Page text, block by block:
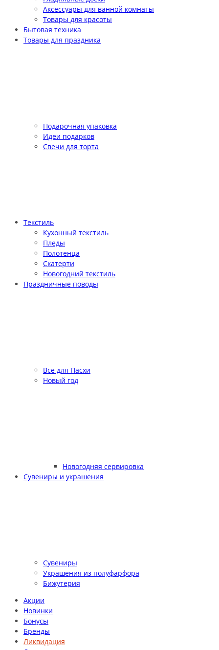
Аксессуары для ванной комнаты
Товары для красоты
Бытовая техника
Товары для праздника
Подарочная упаковка
Идеи подарков
Свечи для торта
Текстиль
Кухонный текстиль
Пледы
Полотенца
Скатерти
Новогодний текстиль
Праздничные поводы
Все для Пасхи
Новый год
Новогодняя сервировка
Сувениры и украшения
Сувениры
Украшения из полуфарфора
Бижутерия
Акции
Новинки
Бонусы
Бренды
Ликвидация